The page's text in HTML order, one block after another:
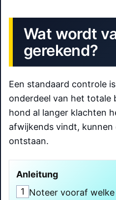
Wat wordt
gerekend?
Een standaard controle
onderdeel van het totale
hond al langer klachten
afwijkends vindt, kunnen
ontstaan.
Anleitung
1 Noteer vooraf